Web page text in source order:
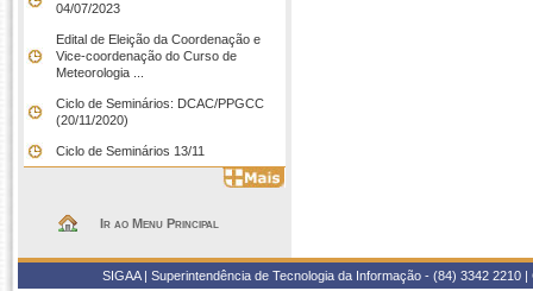
04/07/2023
Edital de Eleição da Coordenação e
Vice-coordenação do Curso de
Meteorologia ...
Ciclo de Seminários: DCAC/PPGCC
(20/11/2020)
Ciclo de Seminários 13/11
Ir ao Menu Principal
SIGAA | Superintendência de Tecnologia da Informação - (84) 3342